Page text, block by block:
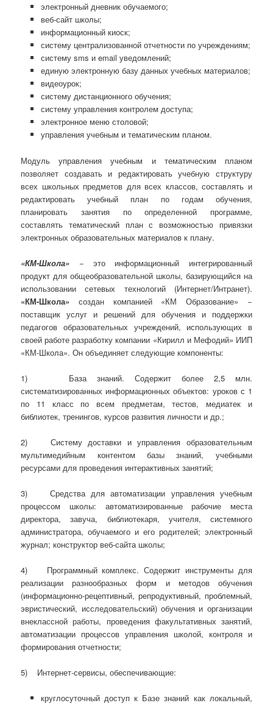
электронный дневник обучаемого;
веб-сайт школы;
информационный киоск;
систему централизованной отчетности по учреждениям;
систему sms и email уведомлений;
единую электронную базу данных учебных материалов;
видеоурок;
систему дистанционного обучения;
систему управления контролем доступа;
электронное меню столовой;
управления учебным и тематическим планом.
Модуль управления учебным и тематическим планом
позволяет создавать и редактировать учебную структуру
всех школьных предметов для всех классов, составлять и
редактировать учебный план по годам обучения,
планировать занятия по определенной программе,
составлять тематический план с возможностью привязки
электронных образовательных материалов к плану.
«КМ-Школа» − это информационный интегрированный
продукт для общеобразовательной школы, базирующийся на
использовании сетевых технологий (Интернет/Интранет).
«КМ-Школа» создан компанией «КМ Образование» −
поставщик услуг и решений для обучения и поддержки
педагогов образовательных учреждений, использующих в
своей работе разработку компании «Кирилл и Мефодий» ИИП
«КМ-Школа». Он объединяет следующие компоненты:
1) База знаний. Содержит более 2,5 млн.
систематизированных информационных объектов: уроков с 1
по 11 класс по всем предметам, тестов, медиатек и
библиотек, тренингов, курсов развития личности и др.;
2) Систему доставки и управления образовательным
мультимедийным контентом базы знаний, учебными
ресурсами для проведения интерактивных занятий;
3) Средства для автоматизации управления учебным
процессом школы: автоматизированные рабочие места
директора, завуча, библиотекаря, учителя, системного
администратора, обучаемого и его родителей; электронный
журнал; конструктор веб-сайта школы;
4) Программный комплекс. Содержит инструменты для
реализации разнообразных форм и методов обучения
(информационно-рецептивный, репродуктивный, проблемный,
эвристический, исследовательский) обучения и организации
внеклассной работы, проведения факультативных занятий,
автоматизации процессов управления школой, контроля и
формирования отчетности;
5) Интернет-сервисы, обеспечивающие:
круглосуточный доступ к Базе знаний как локальный,